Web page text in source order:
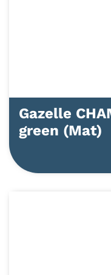
Gazelle
green (Mat)